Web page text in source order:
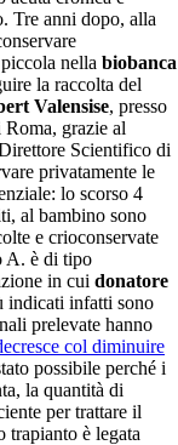
Tre anni dopo, alla
nella biobanca
la raccolta del
Valensise, presso
grazie al
Scientifico di
privatamente le
lo scorso 4
al bambino sono
e crioconservate
A. è di tipo
in cui donatore
indicati infatti sono
prelevate hanno
col diminuire
possibile perché i
la quantità di
per trattare il
trapianto è legata